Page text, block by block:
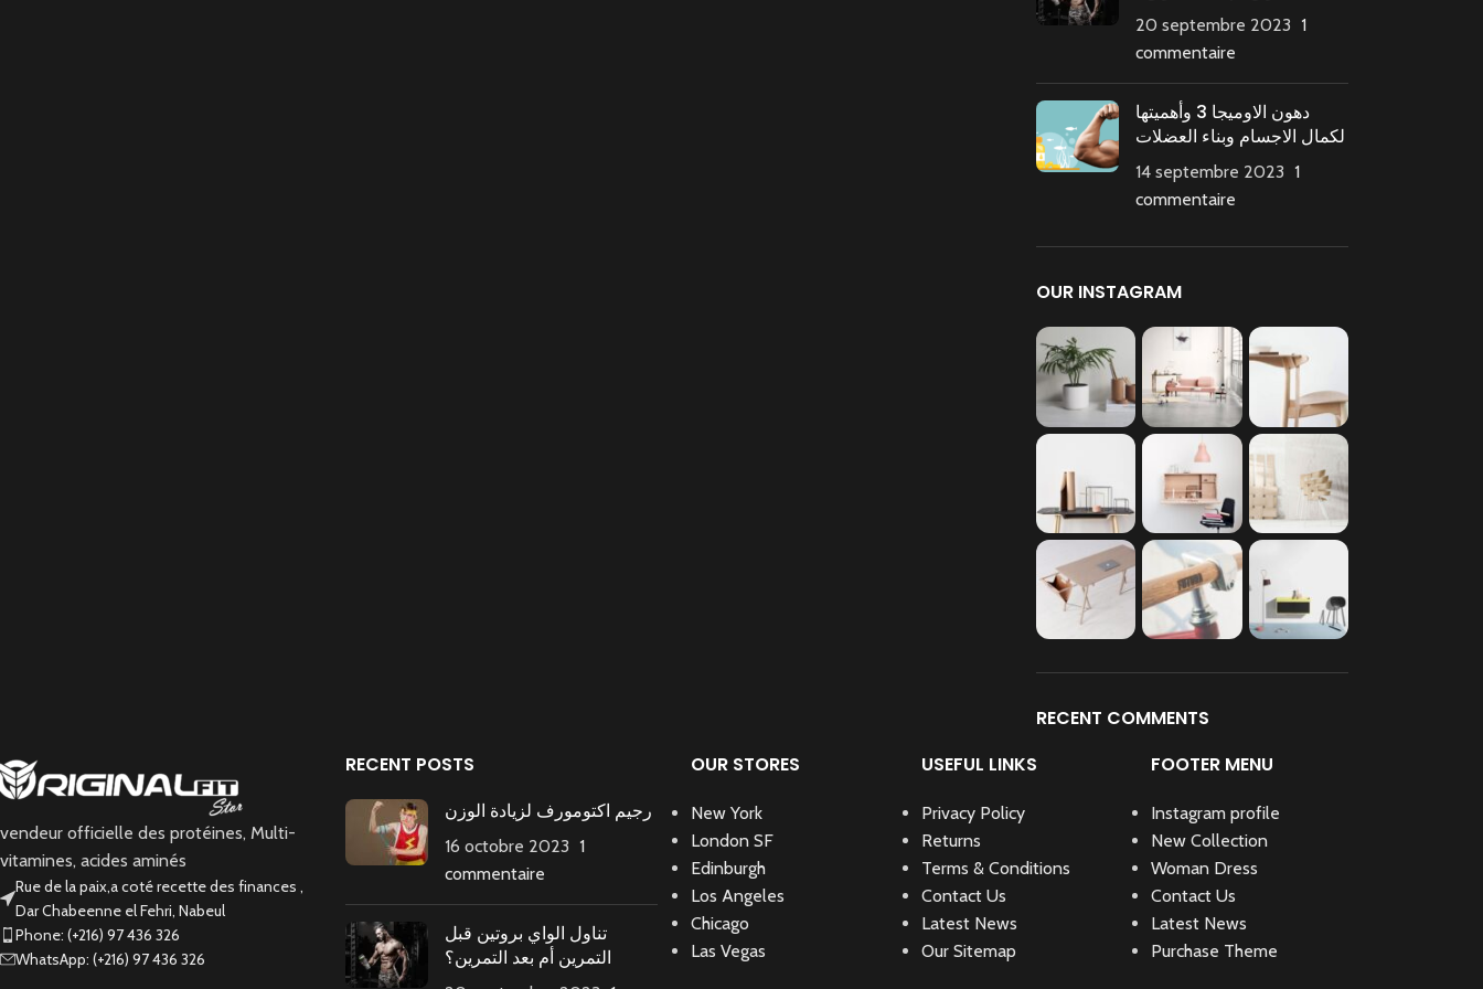
20 septembre 2023 1
commentaire
دهون الاوميجا 3 وأهميتها
لكمال الاجسام وبناء العضلات
14 septembre 2023 1
commentaire
OUR INSTAGRAM
RECENT COMMENTS
vendeur officielle des protéines, Multi-
vitamines, acides aminés
Rue de la paix,a coté recette des finances ,
Dar Chabeenne el Fehri, Nabeul
Phone: (+216) 97 436 326
WhatsApp: (+216) 97 436 326
RECENT POSTS
رجيم اكتومورف لزيادة الوزن
16 octobre 2023 1
commentaire
تناول الواي بروتين قبل
التمرين أم بعد التمرين؟
OUR STORES
New York
London SF
Edinburgh
Los Angeles
Chicago
Las Vegas
USEFUL LINKS
Privacy Policy
Returns
Terms & Conditions
Contact Us
Latest News
Our Sitemap
FOOTER MENU
Instagram profile
New Collection
Woman Dress
Contact Us
Latest News
Purchase Theme